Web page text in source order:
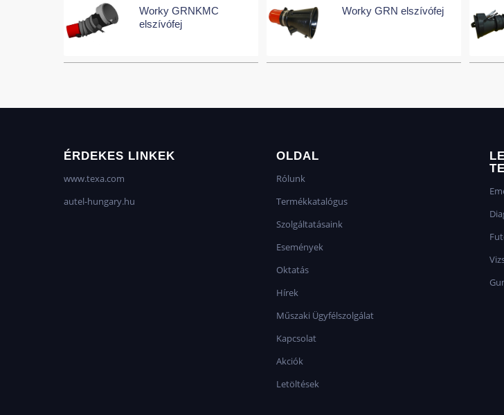
Worky GRNKMC
elszívófej
Worky GRN elszívófej
ÉRDEKES LINKEK
www.texa.com
autel-hungary.hu
OLDAL
Rólunk
Termékkatalógus
Szolgáltatásaink
Események
Oktatás
Hírek
Műszaki Ügyfélszolgálat
Kapcsolat
Akciók
Letöltések